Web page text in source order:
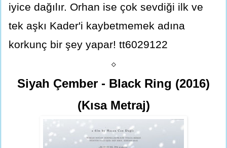
iyice dağılır. Orhan ise çok sevdiği ilk ve
tek aşkı Kader'i kaybetmemek adına
korkunç bir şey yapar! tt6029122
⬦
Siyah Çember - Black Ring (2016)
(Kısa Metraj)